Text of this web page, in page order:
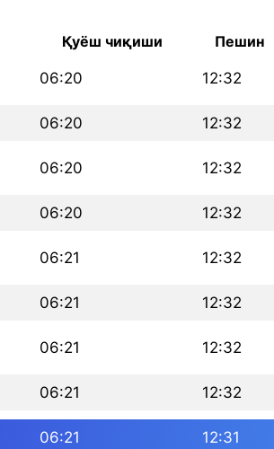
Қуёш чиқиши Пешин
06:20 12:32
06:20 12:32
06:20 12:32
06:20 12:32
06:21 12:32
06:21 12:32
06:21 12:32
06:21 12:32
06:21 12:31